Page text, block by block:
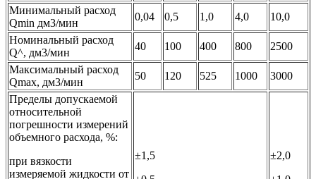
Минимальный расход
Qmin дм3/мин
0,04 0,5 1,0 4,0
10,0
Номинальный расход
Q^, дм3/мин
40 100 400 800
2500
Максимальный расход
Qmax, дм3/мин
50 120 525 1000
3000
Пределы допускаемой
относительной
погрешности измерений
объемного расхода, %:
при вязкости
измеряемой жидкости от
±1,5
±2,0